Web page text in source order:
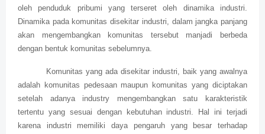
oleh penduduk pribumi yang terseret oleh dinamika industri.
Dinamika pada komunitas disekitar industri, dalam jangka panjang
akan mengembangkan komunitas tersebut manjadi berbeda
dengan bentuk komunitas sebelumnya.
Komunitas yang ada disekitar industri, baik yang awalnya
adalah komunitas pedesaan maupun komunitas yang diciptakan
setelah adanya industry mengembangkan satu karakteristik
tertentu yang sesuai dengan kebutuhan industri. Hal ini terjadi
karena industri memiliki daya pengaruh yang besar terhadap